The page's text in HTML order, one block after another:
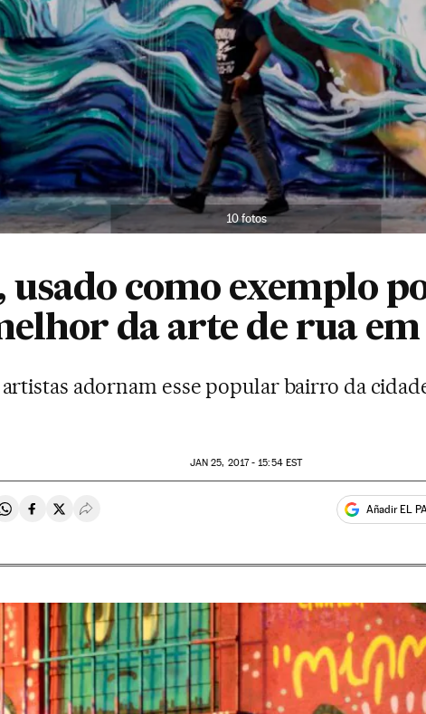
10 fotos
usado como exemplo
da arte de rua
adornam esse popular bairro da
JAN 25, 2017 - 15:54EST
Compartir en Whatsapp
Compartir en Facebook
Compartir en Twitter
Desplegar Redes Sociales Añadir EL